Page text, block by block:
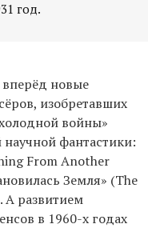
год.
новые
изобретавших
войны»
фантастики:
From Another
Земля» (The
А развитием
в 1960-х годах